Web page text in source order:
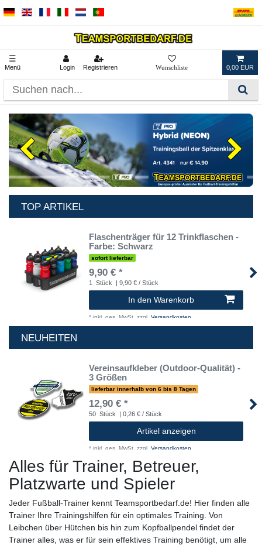
☰
Menü Login Registrieren 0,00 EUR
TOP ARTIKEL
Flaschenträger für 12 Trinkflaschen -
Farbe: Schwarz
sofort lieferbar
9,90 € *
1 Stück | 9,90 € / Stück
In den Warenkorb
* inkl. ges. MwSt. zzgl. Versandkosten
NEUHEITEN
Vereinsaufkleber (Outdoor-Qualität) -
3 Größen
lieferbar innerhalb von 6 bis 8 Tagen
12,90 € *
50 Stück | 0,26 € / Stück
Artikel anzeigen
* inkl. ges. MwSt. zzgl. Versandkosten
Alles für Trainer, Betreuer,
Platzwarte und Spieler
Jeder Fußball-Trainer kennt Teamsportbedarf.de! Hier finden alle
Trainer Ihre Trainingshilfen für ein optimales Training. Von
Leibchen über Hütchen bis hin zum Kopfballpendel findet der
Trainer alles, was er für sein effektives Training benötigt, um alle